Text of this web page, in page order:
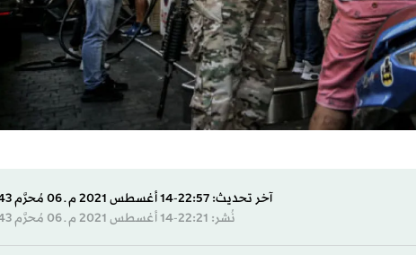
آخر تحديث: 22:57-14 أغسطس 2021 م ـ 06 مُحرَّم 1443 هـ
نُشر: 22:21-14 أغسطس 2021 م ـ 06 مُحرَّم 1443 هـ